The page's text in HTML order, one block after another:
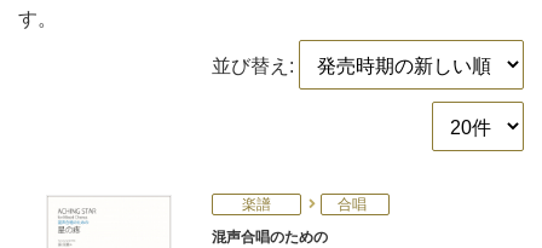
す。
並び替え:
楽譜
合唱
混声合唱のための